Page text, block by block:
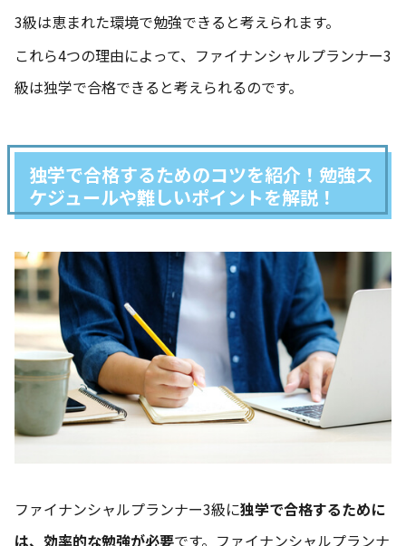
3級は恵まれた環境で勉強できると考えられます。
これら4つの理由によって、ファイナンシャルプランナー3
級は独学で合格できると考えられるのです。
独学で合格するためのコツを紹介！勉強ス
ケジュールや難しいポイントを解説！
ファイナンシャルプランナー3級に独学で合格するために
は、効率的な勉強が必要です。ファイナンシャルプランナ